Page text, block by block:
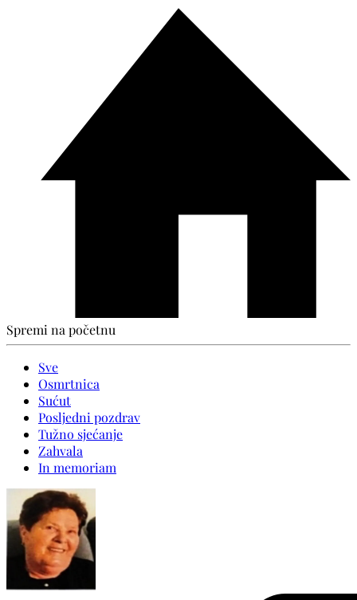
Spremi na početnu
Sve
Osmrtnica
Sućut
Posljedni pozdrav
Tužno sjećanje
Zahvala
In memoriam